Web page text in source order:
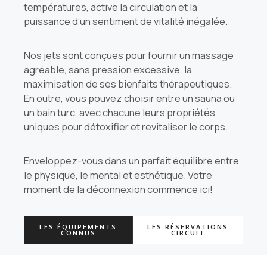
températures, active la circulation et la
puissance d’un sentiment de vitalité inégalée.
Nos jets sont conçues pour fournir un massage
agréable, sans pression excessive, la
maximisation de ses bienfaits thérapeutiques.
En outre, vous pouvez choisir entre un sauna ou
un bain turc, avec chacune leurs propriétés
uniques pour détoxifier et revitaliser le corps.
Enveloppez-vous dans un parfait équilibre entre
le physique, le mental et esthétique. Votre
moment de la déconnexion commence ici!
LES ÉQUIPEMENTS
CONNUS
LES RÉSERVATIONS
CIRCUIT